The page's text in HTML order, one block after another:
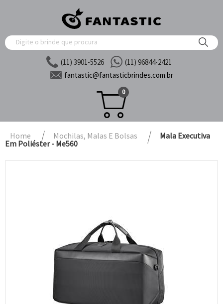
(11) 3901-5526
(11) 96844-2421
fantastic@fantasticbrindes.com.br
0
Home Mochilas, Malas E Bolsas
Mala Executiva
Em Poliéster - Me560